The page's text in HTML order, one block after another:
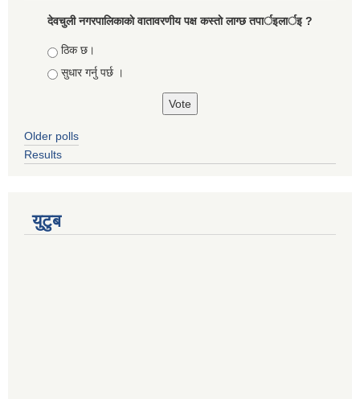
देवचुली नगरपालिकाकाे वातावरणीय पक्ष कस्ताे लाग्छ तपार्इलार्इ ?
Choices
ठिक छ।
सुधार गर्नु पर्छ ।
Older polls
Results
युटुब